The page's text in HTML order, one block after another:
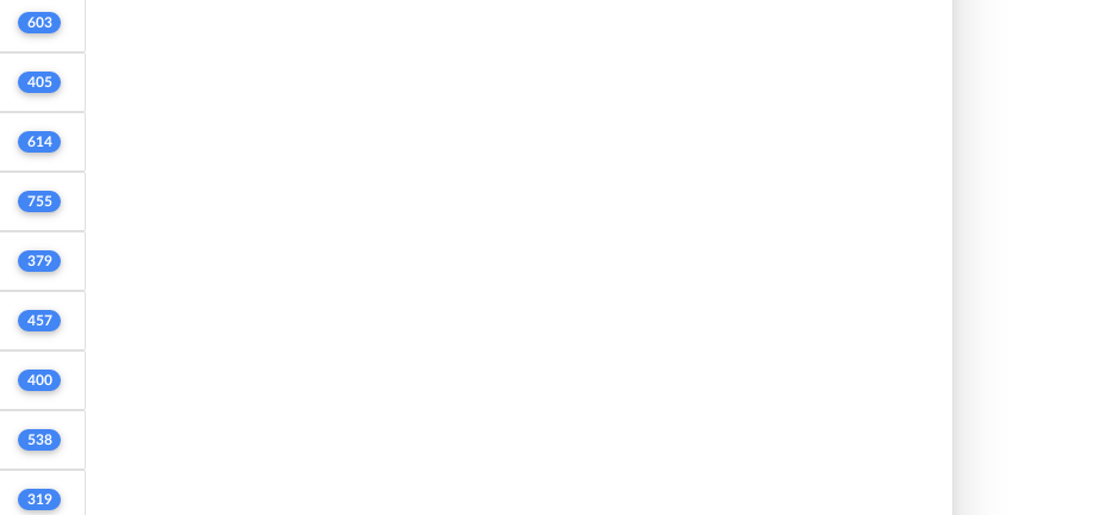
603
405
614
755
379
457
400
538
319